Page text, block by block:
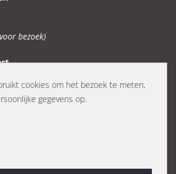
bezoek)
06-23375128 / 0683231570
cookies om het bezoek te meten,
gegevens op.